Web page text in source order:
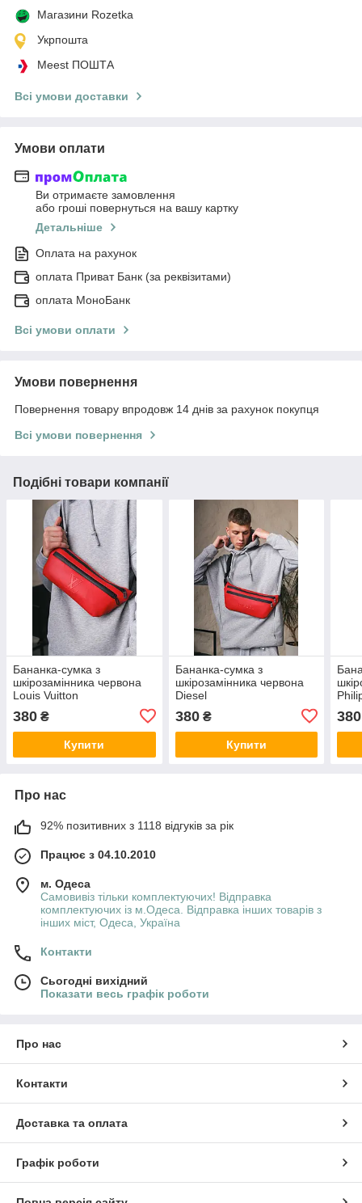
Магазини Rozetka
Укрпошта
Meest ПОШТА
Всі умови доставки
Умови оплати
Ви отримаєте замовлення
або гроші повернуться на вашу картку
Детальніше
Оплата на рахунок
оплата Приват Банк (за реквізитами)
оплата МоноБанк
Всі умови оплати
Умови повернення
Повернення товару впродовж 14 днів за рахунок покупця
Всі умови повернення
Подібні товари компанії
Бананка-сумка з
шкірозамінника червона
Louis Vuitton
380 ₴
Купити
Бананка-сумка з
шкірозамінника червона
Diesel
380₴
Купити
380
Про нас
92% позитивних з 1118 відгуків за рік
Працює з 04.10.2010
м. Одеса
Самовивіз тільки комплектуючих! Відправка
комплектуючих із м.Одеса. Відправка інших товарів з
інших міст, Одеса, Україна
Контакти
Сьогодні вихідний
Показати весь графік роботи
Про нас
Контакти
Доставка та оплата
Графік роботи